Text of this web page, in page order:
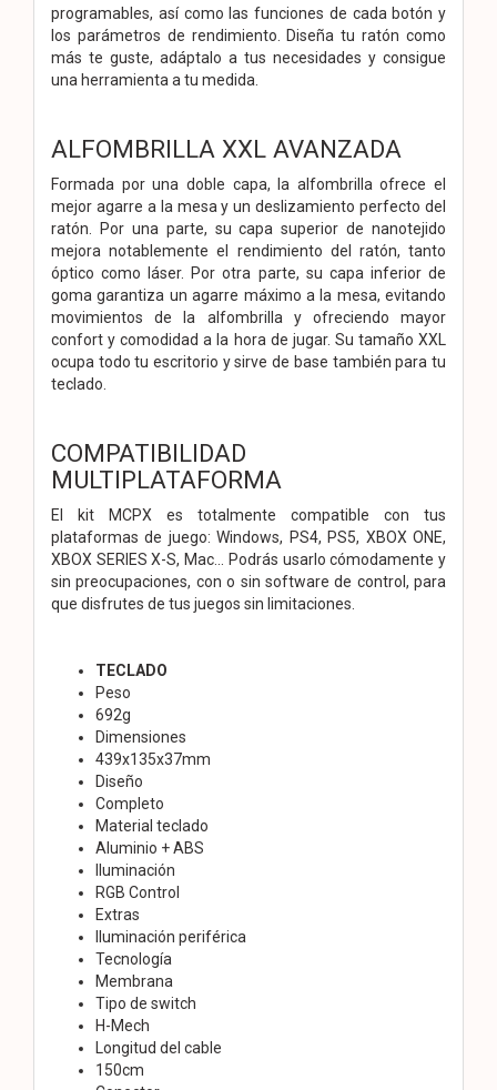
programables, así como las funciones de cada botón y
los parámetros de rendimiento. Diseña tu ratón como
más te guste, adáptalo a tus necesidades y consigue
una herramienta a tu medida.
ALFOMBRILLA XXL AVANZADA
Formada por una doble capa, la alfombrilla ofrece el
mejor agarre a la mesa y un deslizamiento perfecto del
ratón. Por una parte, su capa superior de nanotejido
mejora notablemente el rendimiento del ratón, tanto
óptico como láser. Por otra parte, su capa inferior de
goma garantiza un agarre máximo a la mesa, evitando
movimientos de la alfombrilla y ofreciendo mayor
confort y comodidad a la hora de jugar. Su tamaño XXL
ocupa todo tu escritorio y sirve de base también para tu
teclado.
COMPATIBILIDAD
MULTIPLATAFORMA
El kit MCPX es totalmente compatible con tus
plataformas de juego: Windows, PS4, PS5, XBOX ONE,
XBOX SERIES X-S, Mac... Podrás usarlo cómodamente y
sin preocupaciones, con o sin software de control, para
que disfrutes de tus juegos sin limitaciones.
TECLADO
Peso
692g
Dimensiones
439x135x37mm
Diseño
Completo
Material teclado
Aluminio + ABS
Iluminación
RGB Control
Extras
Iluminación periférica
Tecnología
Membrana
Tipo de switch
H-Mech
Longitud del cable
150cm